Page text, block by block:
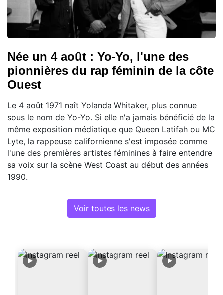
Née un 4 août : Yo-Yo, l'une des
pionnières du rap féminin de la côte
Ouest
Le 4 août 1971 naît Yolanda Whitaker, plus connue
sous le nom de Yo-Yo. Si elle n'a jamais bénéficié de la
même exposition médiatique que Queen Latifah ou MC
Lyte, la rappeuse californienne s'est imposée comme
l'une des premières artistes féminines à faire entendre
sa voix sur la scène West Coast au début des années
1990.
Voir toutes les news